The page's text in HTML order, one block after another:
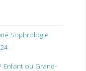
Sophrologie
Enfant ou Grand-